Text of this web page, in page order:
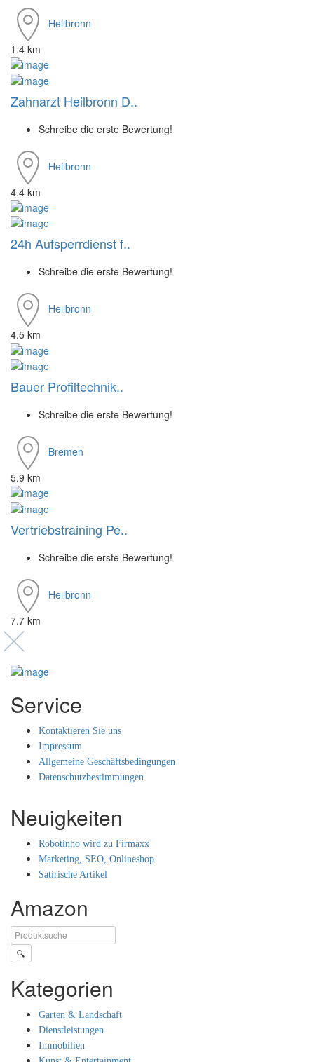
Heilbronn
1.4 km
Zahnarzt Heilbronn D..
Schreibe die erste Bewertung!
Heilbronn
4.4 km
24h Aufsperrdienst f..
Schreibe die erste Bewertung!
Heilbronn
4.5 km
Bauer Profiltechnik..
Schreibe die erste Bewertung!
Bremen
5.9 km
Vertriebstraining Pe..
Schreibe die erste Bewertung!
Heilbronn
7.7 km
Service
Kontaktieren Sie uns
Impressum
Allgemeine Geschäftsbedingungen
Datenschutzbestimmungen
Neuigkeiten
Robotinho wird zu Firmaxx
Marketing, SEO, Onlineshop
Satirische Artikel
Amazon
🔍
Kategorien
Garten & Landschaft
Dienstleistungen
Immobilien